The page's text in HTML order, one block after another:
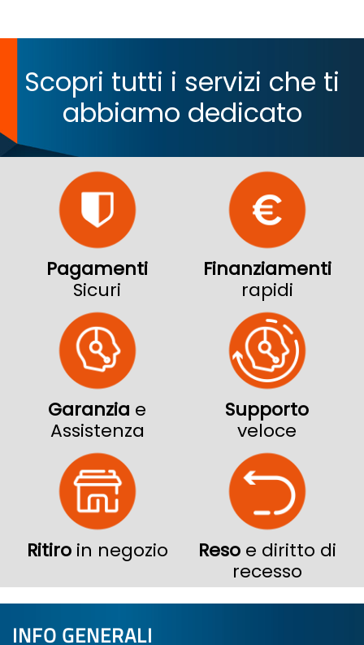
Scopri tutti i servizi che ti
abbiamo dedicato
Pagamenti
Sicuri
Finanziamenti
rapidi
Garanzia e
Assistenza
Supporto
veloce
Ritiro in negozio Resoe diritto di
recesso
INFO GENERALI